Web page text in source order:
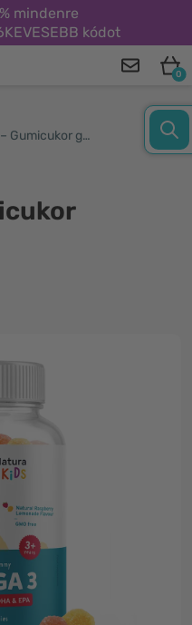
mindenre
kódot
0
OMEGA-3 – Gumicukor gyerekeknek